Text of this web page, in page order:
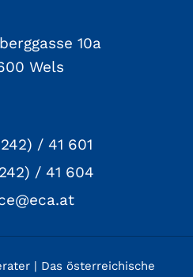
10a
Wels
/ 41 601
/ 41 604
| Das österreichische